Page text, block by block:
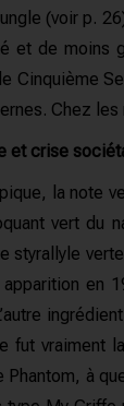
(voir p.
et de moins
Cinquième
Chez
et crise
la note
vert du
styrallyle
en
fut vraiment
Phantom, à